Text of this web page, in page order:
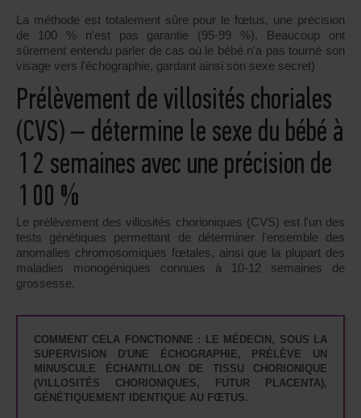
La méthode est totalement sûre pour le fœtus, une précision
de 100 % n'est pas garantie (95-99 %). Beaucoup ont
sûrement entendu parler de cas où le bébé n'a pas tourné son
visage vers l'échographie, gardant ainsi son sexe secret)
Prélèvement de villosités choriales
(CVS) – détermine le sexe du bébé à
12 semaines avec une précision de
100 %
Le prélèvement des villosités chorioniques (CVS) est l'un des
tests génétiques permettant de déterminer l'ensemble des
anomalies chromosomiques fœtales, ainsi que la plupart des
maladies monogéniques connues à 10-12 semaines de
grossesse.
COMMENT CELA FONCTIONNE : LE MÉDECIN, SOUS LA
SUPERVISION D'UNE ÉCHOGRAPHIE, PRÉLÈVE UN
MINUSCULE ÉCHANTILLON DE TISSU CHORIONIQUE
(VILLOSITÉS CHORIONIQUES, FUTUR PLACENTA),
GÉNÉTIQUEMENT IDENTIQUE AU FŒTUS.